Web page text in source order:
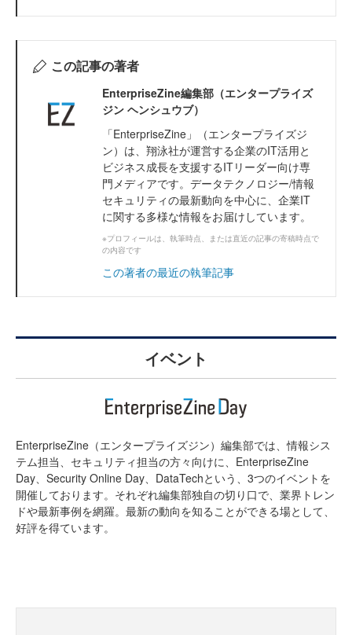
この記事の著者
EnterpriseZine編集部（エンタープライズ
ジン ヘンシュウブ）
「EnterpriseZine」（エンタープライズジ
ン）は、翔泳社が運営する企業のIT活用と
ビジネス成長を支援するITリーダー向け専
門メディアです。データテクノロジー/情報
セキュリティの最新動向を中心に、企業IT
に関する多様な情報をお届けしています。
※プロフィールは、執筆時点、または直近の記事の寄稿時点で
の内容です
この著者の最近の執筆記事
イベント
EnterpriseZine（エンタープライズジン）編集部では、情報シス
テム担当、セキュリティ担当の方々向けに、EnterpriseZine
Day、Security Online Day、DataTechという、3つのイベントを
開催しております。それぞれ編集部独自の切り口で、業界トレン
ドや最新事例を網羅。最新の動向を知ることができる場として、
好評を得ています。